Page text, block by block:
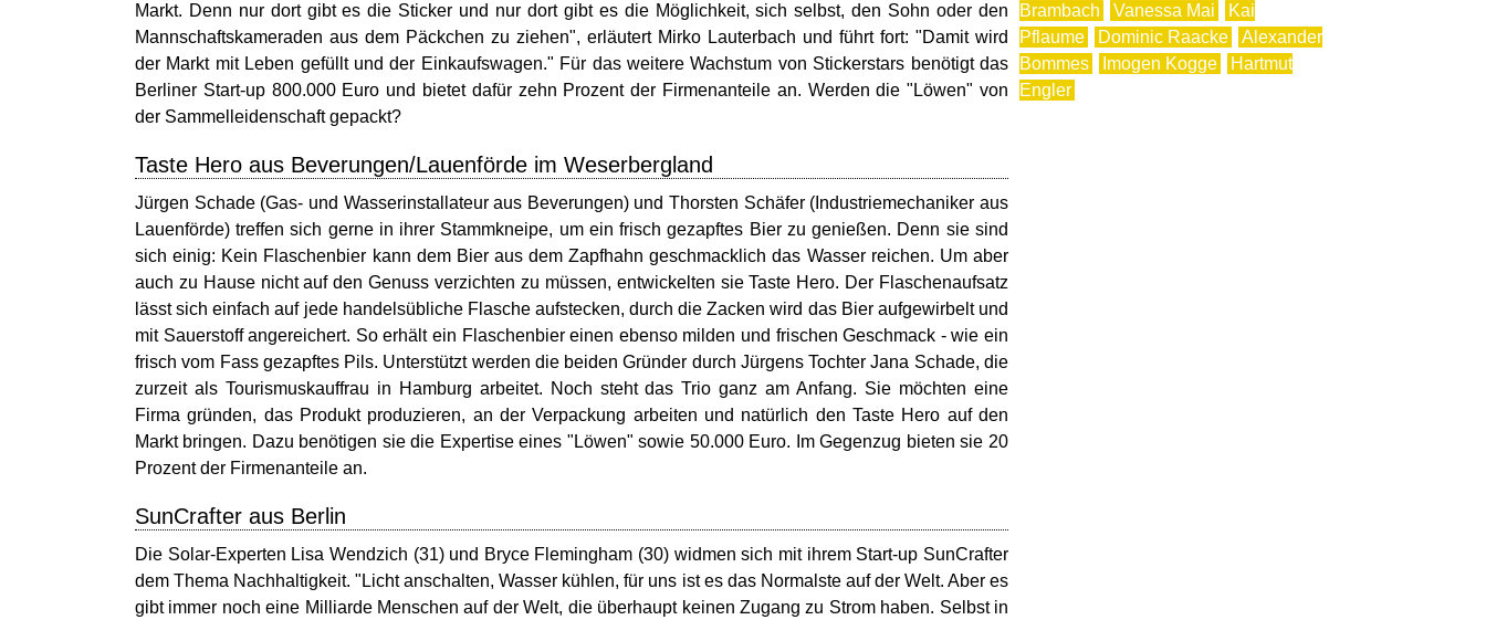
Markt. Denn nur dort gibt es die Sticker und nur dort gibt es die Möglichkeit, sich selbst, den Sohn oder den
Mannschaftskameraden aus dem Päckchen zu ziehen", erläutert Mirko Lauterbach und führt fort: "Damit wird
der Markt mit Leben gefüllt und der Einkaufswagen." Für das weitere Wachstum von Stickerstars benötigt das
Berliner Start-up 800.000 Euro und bietet dafür zehn Prozent der Firmenanteile an. Werden die "Löwen" von
der Sammelleidenschaft gepackt?
Taste Hero aus Beverungen/Lauenförde im Weserbergland
Jürgen Schade (Gas- und Wasserinstallateur aus Beverungen) und Thorsten Schäfer (Industriemechaniker aus
Lauenförde) treffen sich gerne in ihrer Stammkneipe, um ein frisch gezapftes Bier zu genießen. Denn sie sind
sich einig: Kein Flaschenbier kann dem Bier aus dem Zapfhahn geschmacklich das Wasser reichen. Um aber
auch zu Hause nicht auf den Genuss verzichten zu müssen, entwickelten sie Taste Hero. Der Flaschenaufsatz
lässt sich einfach auf jede handelsübliche Flasche aufstecken, durch die Zacken wird das Bier aufgewirbelt und
mit Sauerstoff angereichert. So erhält ein Flaschenbier einen ebenso milden und frischen Geschmack - wie ein
frisch vom Fass gezapftes Pils. Unterstützt werden die beiden Gründer durch Jürgens Tochter Jana Schade, die
zurzeit als Tourismuskauffrau in Hamburg arbeitet. Noch steht das Trio ganz am Anfang. Sie möchten eine
Firma gründen, das Produkt produzieren, an der Verpackung arbeiten und natürlich den Taste Hero auf den
Markt bringen. Dazu benötigen sie die Expertise eines "Löwen" sowie 50.000 Euro. Im Gegenzug bieten sie 20
Prozent der Firmenanteile an.
SunCrafter aus Berlin
Die Solar-Experten Lisa Wendzich (31) und Bryce Flemingham (30) widmen sich mit ihrem Start-up SunCrafter
dem Thema Nachhaltigkeit. "Licht anschalten, Wasser kühlen, für uns ist es das Normalste auf der Welt. Aber es
gibt immer noch eine Milliarde Menschen auf der Welt, die überhaupt keinen Zugang zu Strom haben. Selbst in
Brambach
Vanessa Mai
Kai
Pflaume
Dominic Raacke
Alexander
Bommes
Imogen Kogge
Hartmut
Engler